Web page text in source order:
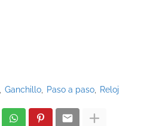
Ganchillo Paso a paso Reloj